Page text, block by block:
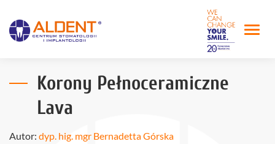
Korony Pełnoceramiczne
Lava
Autor: dyp. hig. mgr Bernadetta Górska